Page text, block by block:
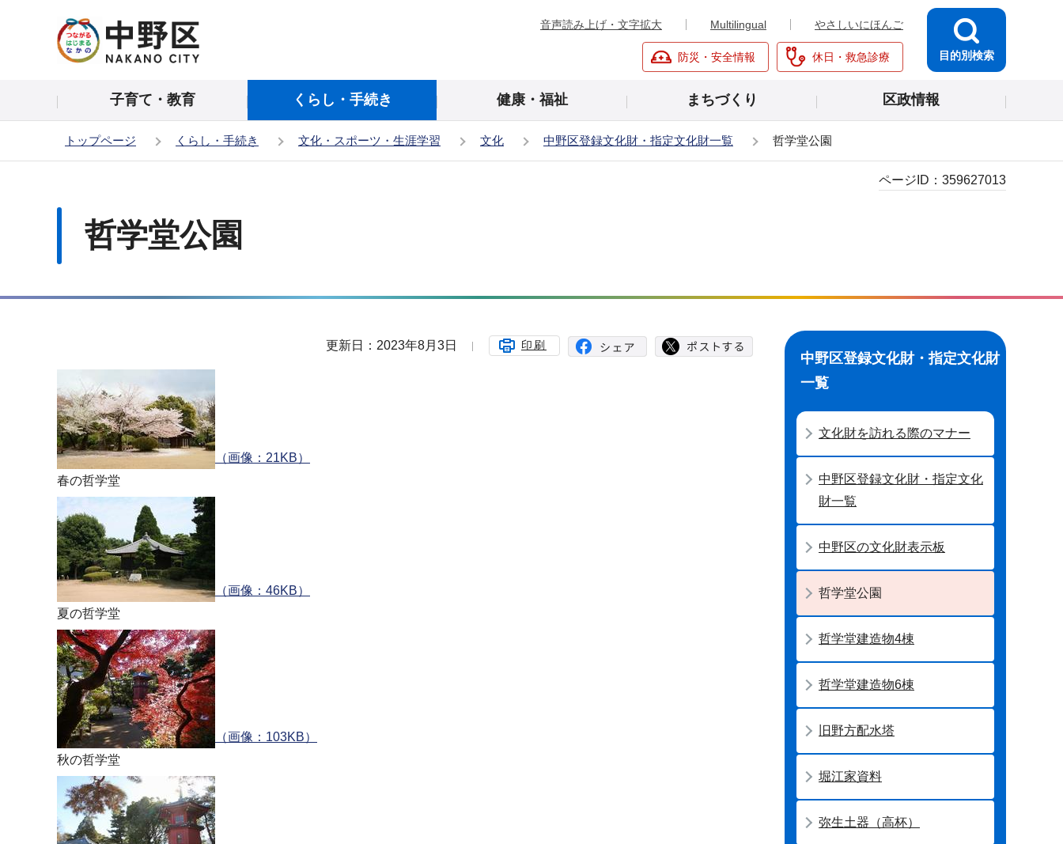
の
頭
音声読み上げ・文字拡大 Multilingual やさしいにほんご
防災・安全情報 休日・救急診療 目的別検索
子育て・教育 くらし・手続き 健康・福祉 まちづくり 区政情報
トップページ くらし・手続き 文化・スポーツ・生涯学習 文化 中野区登録文化財・指定文化財一覧 哲学堂公園
哲学堂公園
ページID： 359627013
更新日：2023年8月3日 印刷
（画像：21KB）
春の哲学堂
（画像：46KB）
夏の哲学堂
（画像：103KB）
秋の哲学堂
ナ
ビ
ゲ
ー
シ
ョ
ン
こ
こ
か
ら
中野区登録文化財・指定文化財
一覧
文化財を訪れる際のマナー
中野区登録文化財・指定文化
財一覧
中野区の文化財表示板
哲学堂公園
哲学堂建造物4棟
哲学堂建造物6棟
旧野方配水塔
堀江家資料
弥生土器（高杯）